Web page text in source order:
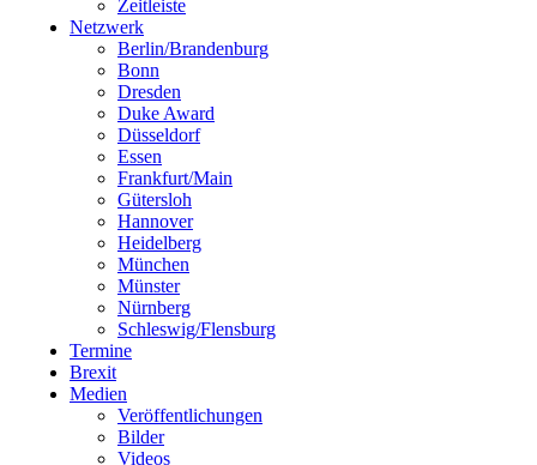
Zeitleiste
Netzwerk
Berlin/Brandenburg
Bonn
Dresden
Duke Award
Düsseldorf
Essen
Frankfurt/Main
Gütersloh
Hannover
Heidelberg
München
Münster
Nürnberg
Schleswig/Flensburg
Termine
Brexit
Medien
Veröffentlichungen
Bilder
Videos